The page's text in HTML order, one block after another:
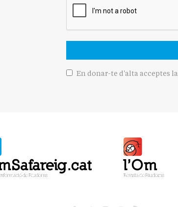
En donar-te d'alta acceptes la